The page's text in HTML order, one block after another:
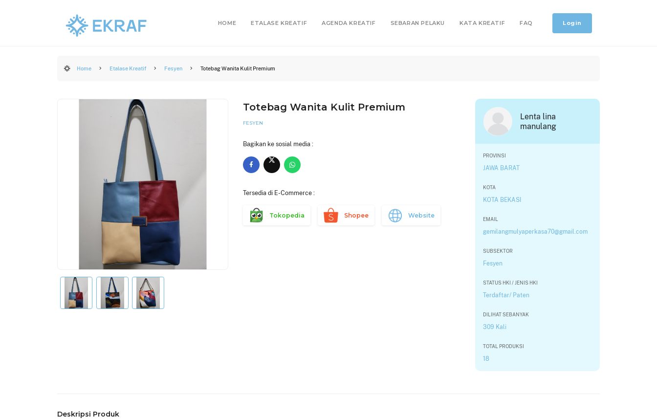
HOME ETALASE KREATIF AGENDA KREATIF SEBARAN PELAKU KATA KREATIF FAQ Login
Home Etalase Kreatif Fesyen Totebag Wanita Kulit Premium
Totebag Wanita Kulit Premium
FESYEN
Bagikan ke sosial media :
Tersedia di E-Commerce :
Tokopedia Shopee Website
Lenta lina
manulang
PROVINSI
JAWA BARAT
KOTA
KOTA BEKASI
EMAIL
gemilangmulyaperkasa70@gmail.com
SUBSEKTOR
Fesyen
STATUS HKI / JENIS HKI
Terdaftar/ Paten
DILIHAT SEBANYAK
309 Kali
TOTAL PRODUKSI
18
Deskripsi Produk